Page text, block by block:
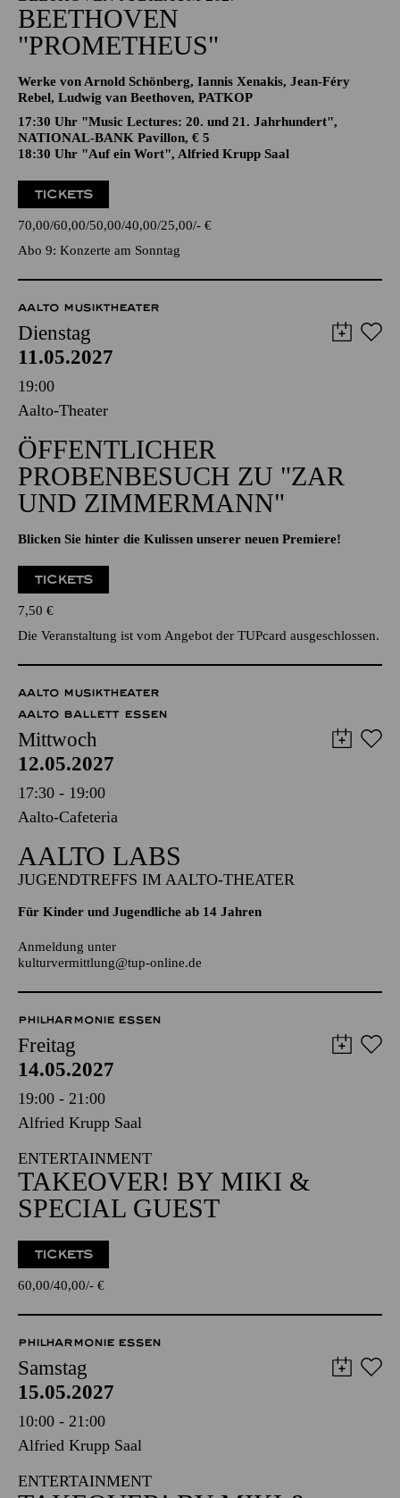
Alfried Krupp Saal
BEETHOVEN-JUBILÄUM 2027
BEETHOVEN
"PROMETHEUS"
Werke von Arnold Schönberg, Iannis Xenakis, Jean-Féry
Rebel, Ludwig van Beethoven, PATKOP
NATIONAL-BANK Pavillon, € 5
18:30 Uhr "Auf ein Wort", Alfried Krupp Saal
TICKETS
70,00 60,00 50,00 40,00 25,00 -€
Abo 9: Konzerte am Sonntag
AALTO MUSIKTHEATER
Dienstag
11.05.2027
19:00
Aalto-Theater
ÖFFENTLICHER
PROBENBESUCH ZU "ZAR
Blicken Sie hinter die Kulissen unserer neuen Premiere!
TICKETS
7,50€
Die Veranstaltung ist vom Angebot der TUPcard ausgeschlossen.
AALTO MUSIKTHEATER
AALTO BALLETT ESSEN
Mittwoch
12.05.2027
17:30 - 19:00
Aalto-Cafeteria
AALTO LABS
Für Kinder und Jugendliche ab 14 Jahren
kulturvermittlung@tup-online.de
PHILHARMONIE ESSEN
Freitag
14.05.2027
19:00 - 21:00
Alfried Krupp Saal
ENTERTAINMENT
TAKEOVER! BY MIKI &
SPECIAL GUEST
60,00 40,00 -€
PHILHARMONIE ESSEN
Samstag
15.05.2027
10:00 - 21:00